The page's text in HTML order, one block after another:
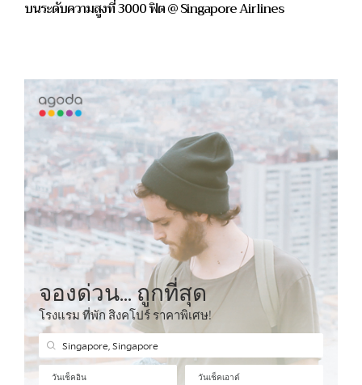
บนระดับความสูงที่ 3000 ฟิต @ Singapore Airlines